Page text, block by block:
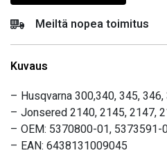
Meiltä nopea toimitus
Kuvaus
– Husqvarna 300,340, 345,
– Jonsered 2140, 2145, 2147,
– OEM: 5370800-01, 5373591-
– EAN: 6438131009045